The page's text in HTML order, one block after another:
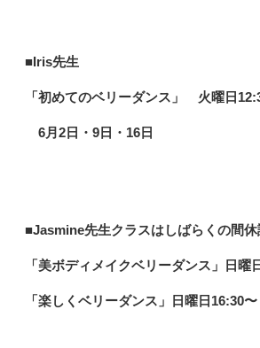
■Iris先生
「初めてのベリーダンス」 火曜日
6月2日・9日・16日
■Jasmine先生クラスは しばらくの間
「美ボディメイクベリーダンス」日曜
「楽しくベリーダンス」日曜日16:30